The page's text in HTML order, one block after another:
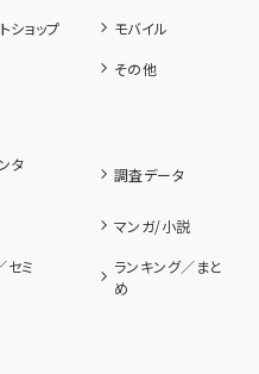
ショップ
モバイル
その他
タ
調査データ
マンガ/小説
セミ
ランキング／まと
め